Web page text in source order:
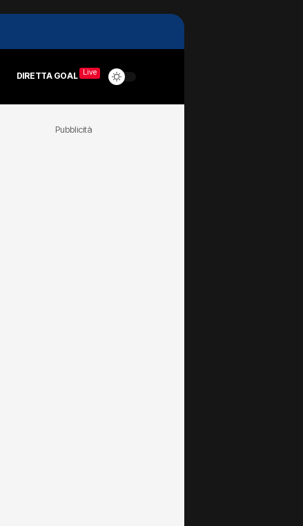
DIRETTA GOAL Live
Pubblicità